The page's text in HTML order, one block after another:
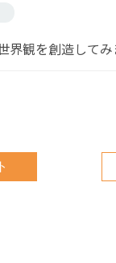
界観を創造してみ